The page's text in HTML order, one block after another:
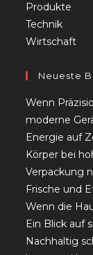
Produkte
Technik
Wirtschaft
Neueste
Wenn
moderne
Energie auf
Körper bei
Verpackung
Frische und
Wenn die
Ein Blick auf
Nachhaltig